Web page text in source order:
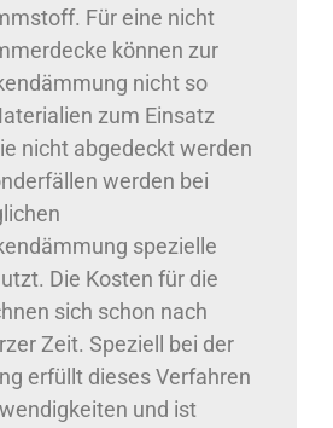
Für eine nicht
können zur
nicht so
zum Einsatz
nicht abgedeckt werden
werden bei
spezielle
Die Kosten für die
sich schon nach
Zeit. Speziell bei der
erfüllt dieses Verfahren
und ist